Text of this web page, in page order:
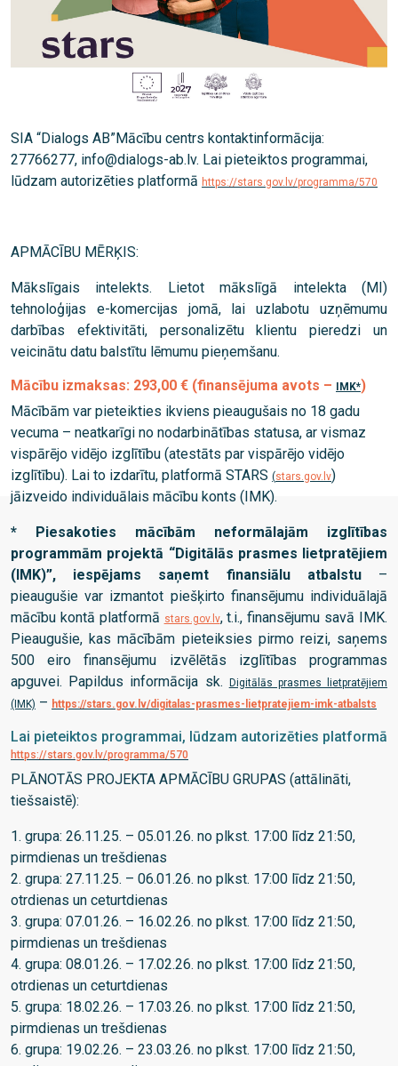
SIA “Dialogs AB”Mācību centrs kontaktinformācija:
27766277, info@dialogs-ab.lv. Lai pieteiktos programmai,
lūdzam autorizēties platformā https://stars.gov.lv/programma/570
APMĀCĪBU MĒRĶIS:
Mākslīgais intelekts. Lietot mākslīgā intelekta (MI)
tehnoloģijas e-komercijas jomā, lai uzlabotu uzņēmumu
darbības efektivitāti, personalizētu klientu pieredzi un
veicinātu datu balstītu lēmumu pieņemšanu.
Mācību izmaksas: 293,00 € (finansējuma avots – IMK*)
Mācībām var pieteikties ikviens pieaugušais no 18 gadu
vecuma – neatkarīgi no nodarbinātības statusa, ar vismaz
vispārējo vidējo izglītību (atestāts par vispārējo vidējo
izglītību). Lai to izdarītu, platformā STARS (stars.gov.lv)
jāizveido individuālais mācību konts (IMK).
* Piesakoties mācībām neformālajām izglītības
programmām projektā “Digitālās prasmes lietpratējiem
(IMK)”, iespējams saņemt finansiālu atbalstu –
pieaugušie var izmantot piešķirto finansējumu individuālajā
mācību kontā platformā stars.gov.lv, t.i., finansējumu savā IMK.
Pieaugušie, kas mācībām pieteiksies pirmo reizi, saņems
500 eiro finansējumu izvēlētās izglītības programmas
apguvei. Papildus informācija sk.
Digitālās prasmes lietpratējiem
(IMK) – https://stars.gov.lv/digitalas-prasmes-lietpratejiem-imk-atbalsts
Lai pieteiktos programmai, lūdzam autorizēties platformā
https://stars.gov.lv/programma/570
PLĀNOTĀS PROJEKTA APMĀCĪBU GRUPAS (attālināti,
tiešsaistē):
1. grupa: 26.11.25. – 05.01.26. no plkst. 17:00 līdz 21:50,
pirmdienas un trešdienas
2. grupa: 27.11.25. – 06.01.26. no plkst. 17:00 līdz 21:50,
otrdienas un ceturtdienas
3. grupa: 07.01.26. – 16.02.26. no plkst. 17:00 līdz 21:50,
pirmdienas un trešdienas
4. grupa: 08.01.26. – 17.02.26. no plkst. 17:00 līdz 21:50,
otrdienas un ceturtdienas
5. grupa: 18.02.26. – 17.03.26. no plkst. 17:00 līdz 21:50,
pirmdienas un trešdienas
6. grupa: 19.02.26. – 23.03.26. no plkst. 17:00 līdz 21:50,